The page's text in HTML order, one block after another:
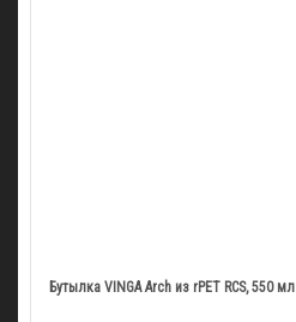
Бутылка VINGA Arch из rPET RCS, 550 мл